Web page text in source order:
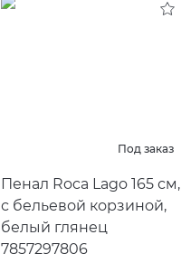
Под заказ
Пенал Roca Lago 165 см,
с бельевой корзиной,
белый глянец
7857297806